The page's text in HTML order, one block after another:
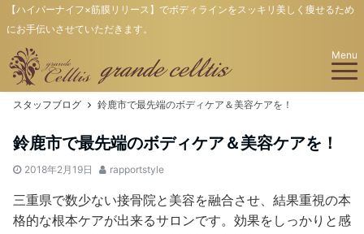
【ハイパーナイフ×筋膜リリース】でボディラインをスッキリ美しく痩せるため
にお手伝いさせていただきます。
Menu
スタッフブログ 鈴鹿市で最先端のボディケア＆美容ケアを！
鈴鹿市で最先端のボディケア＆美容ケアを！
2018年2月19日 rapportstyle
三重県で数少ない接骨院と美容を融合させ、結果重視の本
格的な根本ケアが出来るサロンです。効果をしっかりと感